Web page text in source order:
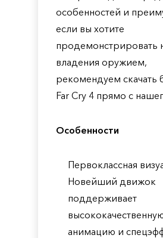
особенностей и
если вы хотите
продемонстрировать
владения оружием,
рекомендуем скачать
Far Cry 4 прямо с
Особенности
Первоклассная
Новейший движок
поддерживает
анимацию и